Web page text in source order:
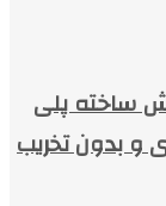
ساخته پلی
و بدون تخریب